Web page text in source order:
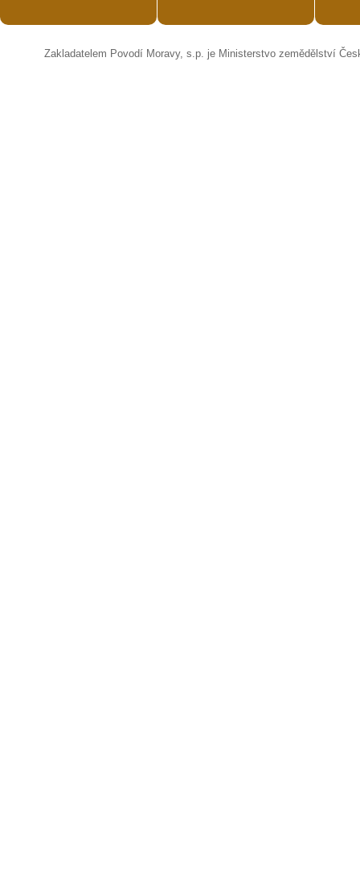
Zakladatelem Povodí Moravy, s.p. je Ministerstvo zemědělství